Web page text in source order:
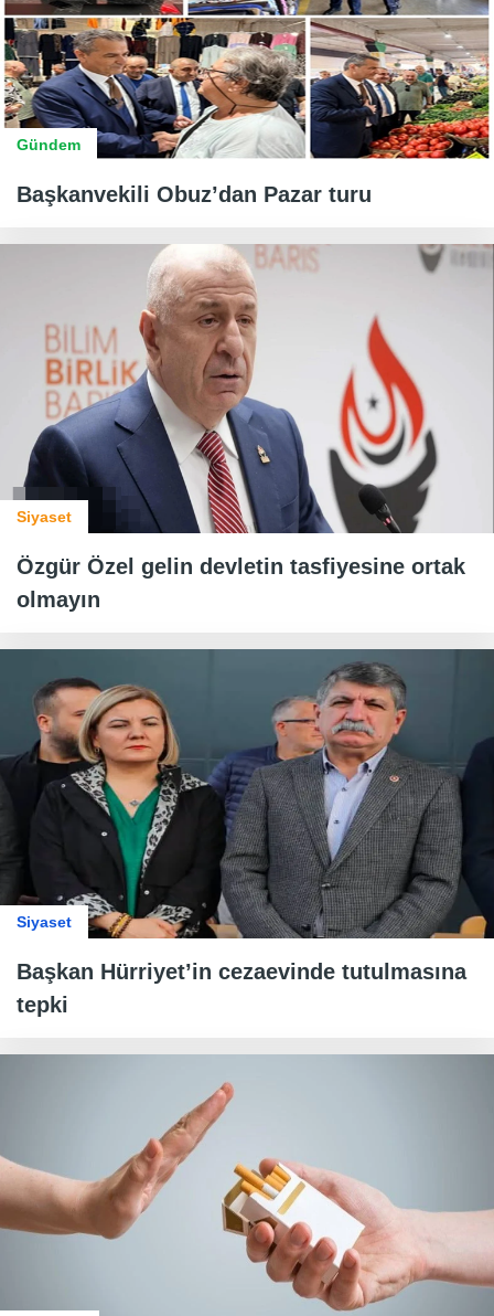
Gündem
Başkanvekili Obuz’dan Pazar turu
Siyaset
Özgür Özel gelin devletin tasfiyesine ortak
olmayın
Siyaset
Başkan Hürriyet’in cezaevinde tutulmasına
tepki